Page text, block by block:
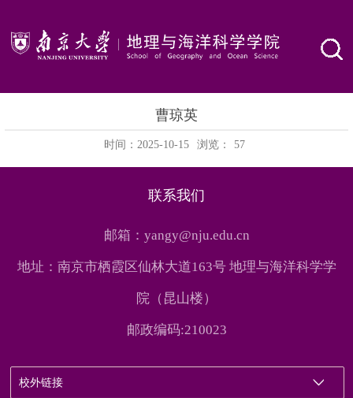
曹琼英
时间：2025-10-15 浏览： 57
联系我们
邮箱：yangy@nju.edu.cn
地址：南京市栖霞区仙林大道163号 地理与海洋科学学
院（昆山楼）
邮政编码:210023
校外链接